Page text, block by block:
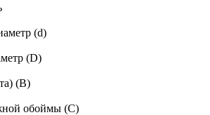
(d)
(D)
(B)
обоймы (C)